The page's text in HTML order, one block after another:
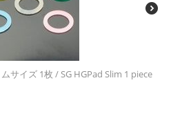
サイズ 1枚 / SG HGPad Slim 1 piece